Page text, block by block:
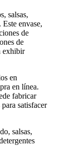
salsas,
envase,
de
de
exhibir
en
en línea.
fabricar
satisfacer
salsas,